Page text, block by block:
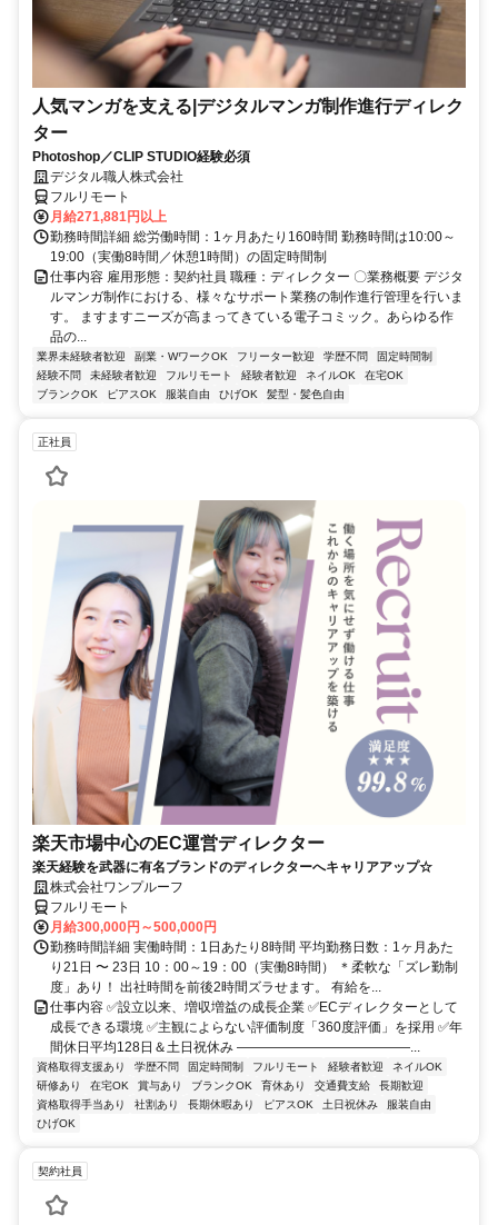
人気マンガを支える|デジタルマンガ制作進行ディレク
ター
Photoshop／CLIP STUDIO経験必須
デジタル職人株式会社
フルリモート
月給271,881円以上
勤務時間詳細 総労働時間：1ヶ月あたり160時間 勤務時間は10:00～
19:00（実働8時間／休憩1時間）の固定時間制
仕事内容 雇用形態：契約社員 職種：ディレクター 〇業務概要 デジタ
ルマンガ制作における、様々なサポート業務の制作進行管理を行いま
す。 ますますニーズが高まってきている電子コミック。あらゆる作
品の...
業界未経験者歓迎 副業・WワークOK フリーター歓迎 学歴不問
固定時間制
経験不問
未経験者歓迎 フルリモート 経験者歓迎 ネイルOK
在宅OK
ブランクOK
ピアスOK 服装自由 ひげOK 髪型・髪色自由
正社員
楽天市場中心のEC運営ディレクター
楽天経験を武器に有名ブランドのディレクターへキャリアアップ☆
株式会社ワンプルーフ
フルリモート
月給300,000円～500,000円
勤務時間詳細 実働時間：1日あたり8時間 平均勤務日数：1ヶ月あた
り21日 〜 23日 10：00～19：00（実働8時間） ＊柔軟な「ズレ勤制
度」あり！ 出社時間を前後2時間ズラせます。 有給を...
仕事内容 ✅設立以来、増収増益の成長企業 ✅ECディレクターとして
成長できる環境 ✅主観によらない評価制度「360度評価」を採用 ✅年
間休日平均128日＆土日祝休み ―――――――――――――...
資格取得支援あり 学歴不問 固定時間制 フルリモート 経験者歓迎
ネイルOK
研修あり
在宅OK 賞与あり ブランクOK 育休あり 交通費支給
長期歓迎
資格取得手当あり
社割あり 長期休暇あり ピアスOK 土日祝休み
服装自由
ひげOK
契約社員